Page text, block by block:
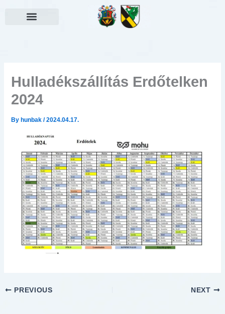
Hulladékszállítás Erdőtelken
2024
By hunbak/2024.04.17.
PREVIOUS NEXT